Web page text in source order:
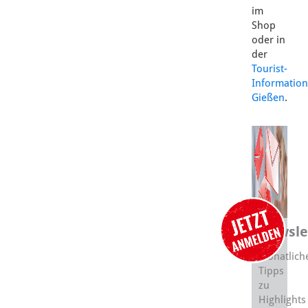
im
Shop
oder in
der
Tourist-
Information
Gießen.
Tipps
zu
Highlights